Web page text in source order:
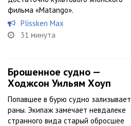
фильма «Matango».
Plissken Max
31 минута
Брошенное судно —
Ходжсон Уильям Хоуп
Попавшее в бурю судно зализывает
раны. Экипаж замечает невдалеке
странного вида старый обросшее